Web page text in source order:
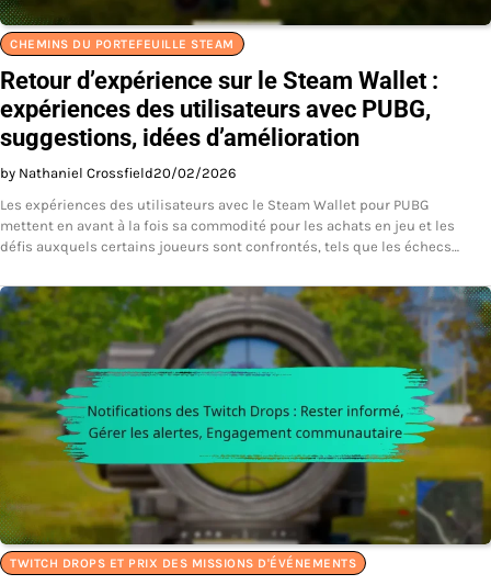
CHEMINS DU PORTEFEUILLE STEAM
Retour d’expérience sur le Steam Wallet :
expériences des utilisateurs avec PUBG,
suggestions, idées d’amélioration
by Nathaniel Crossfield20/02/2026
Les expériences des utilisateurs avec le Steam Wallet pour PUBG
mettent en avant à la fois sa commodité pour les achats en jeu et les
défis auxquels certains joueurs sont confrontés, tels que les échecs…
TWITCH DROPS ET PRIX DES MISSIONS D'ÉVÉNEMENTS